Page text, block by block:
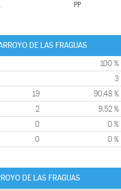
PP
DE LAS FRAGUAS
100 %
3
19 90,48 %
2 9,52 %
0 0 %
0 0 %
DE LAS FRAGUAS